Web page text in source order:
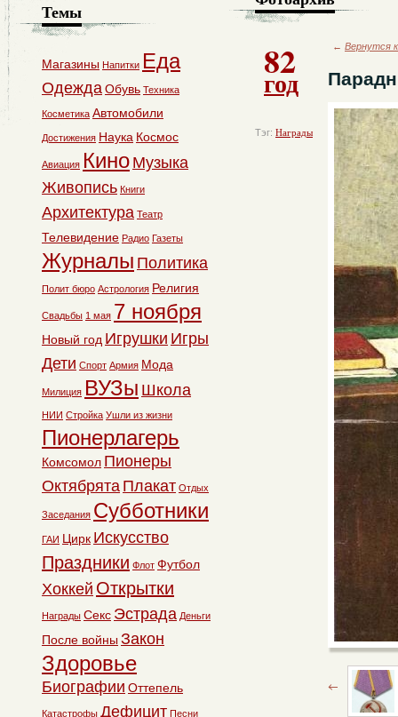
82
год
Тэг: Награды
← Вернутся
Темы
Магазины Напитки Еда
ОдеждаОбувь Техника
Косметика Автомобили
Достижения Наука Космос
Авиация Кино Музыка
Живопись Книги
Архитектура Театр
Телевидение Радио Газеты
Журналы Политика
Полит бюро Астрология Религия
Свадьбы 1 мая 7 ноября
Новый год Игрушки Игры
Дети Спорт Армия Мода
Милиция ВУЗы Школа
НИИ Стройка Ушли из жизни
Пионерлагерь
Комсомол Пионеры
Октябрята Плакат Отдых
Заседания Субботники
ГАИ Цирк Искусство
Праздники Флот Футбол
Хоккей Открытки
Награды Секс Эстрада Деньги
После войны Закон
Здоровье
Биографии Оттепель
Катастрофы Дефицит Песни